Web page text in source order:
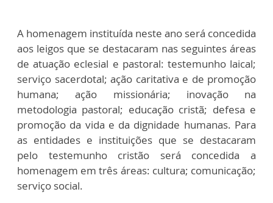
A homenagem instituída neste ano será concedida
aos leigos que se destacaram nas seguintes áreas
de atuação eclesial e pastoral: testemunho laical;
serviço sacerdotal; ação caritativa e de promoção
humana; ação missionária; inovação na
metodologia pastoral; educação cristã; defesa e
promoção da vida e da dignidade humanas. Para
as entidades e instituições que se destacaram
pelo testemunho cristão será concedida a
homenagem em três áreas: cultura; comunicação;
serviço social.